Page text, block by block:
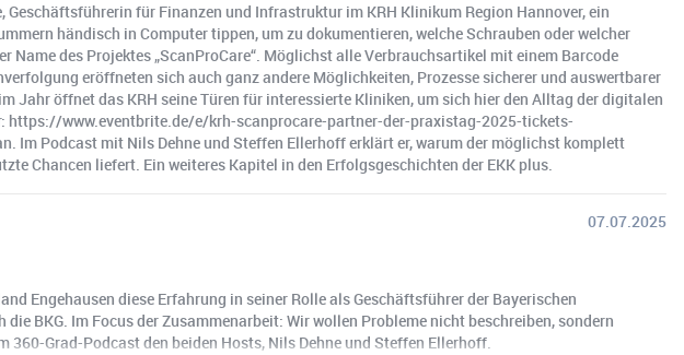
für Finanzen und Infrastruktur im KRH Klinikum Region Hannover, ein
händisch in Computer tippen, um zu dokumentieren, welche Schrauben oder welcher
des Projektes „ScanProCare“. Möglichst alle Verbrauchsartikel mit einem Barcode
eröffneten sich auch ganz andere Möglichkeiten, Prozesse sicherer und auswertbarer
Jahr öffnet das KRH seine Türen für interessierte Kliniken, um sich hier den Alltag der digitalen
https://www.eventbrite.de/e/krh-scanprocare-partner-der-praxistag-2025-tickets-
Im Podcast mit Nils Dehne und Steffen Ellerhoff erklärt er, warum der möglichst komplett
Chancen liefert. Ein weiteres Kapitel in den Erfolgsgeschichten der EKK plus.
07.07.2025
Engehausen diese Erfahrung in seiner Rolle als Geschäftsführer der Bayerischen
BKG. Im Focus der Zusammenarbeit: Wir wollen Probleme nicht beschreiben, sondern
360-Grad-Podcast den beiden Hosts, Nils Dehne und Steffen Ellerhoff.